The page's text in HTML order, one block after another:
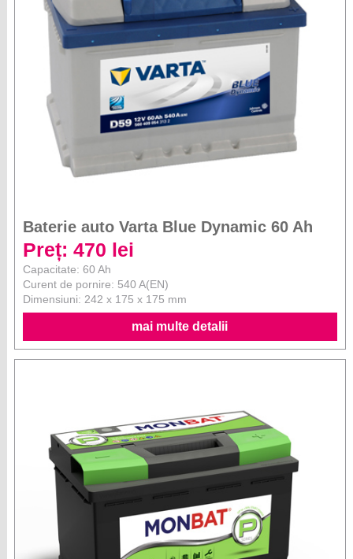
Baterie auto Varta Blue Dynamic 60 Ah
Preț: 470 lei
Capacitate: 60 Ah
Curent de pornire: 540 A(EN)
Dimensiuni: 242 x 175 x 175 mm
mai multe detalii